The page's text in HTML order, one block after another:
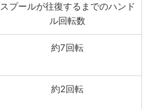
スプールが往復するまでのハンド
ル回転数
約7回転
約2回転